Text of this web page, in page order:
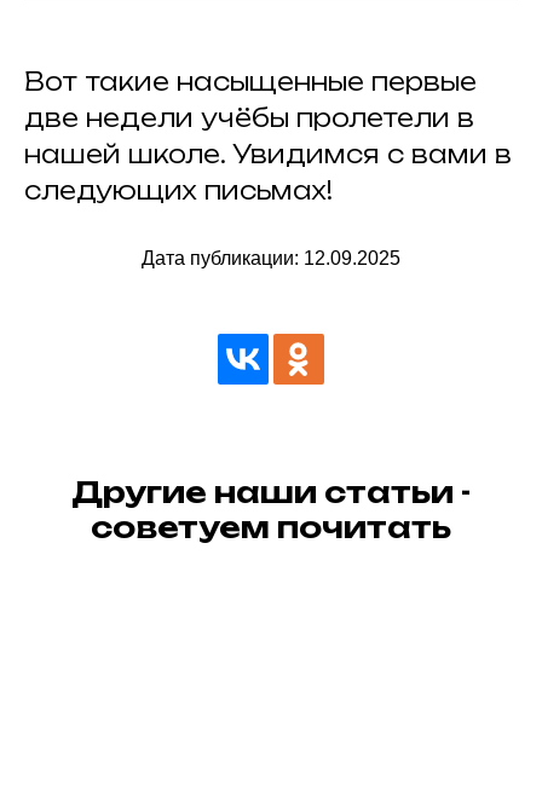
Вот такие насыщенные первые
две недели учёбы пролетели в
нашей школе. Увидимся с вами в
следующих письмах!
Дата публикации: 12.09.2025
Другие наши статьи -
советуем почитать